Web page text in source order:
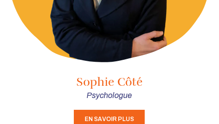
Sophie Côté
Psychologue
EN SAVOIR PLUS